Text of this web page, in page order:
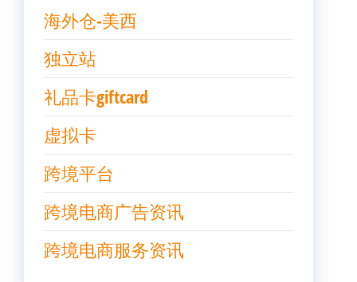
海外仓-美西
独立站
礼品卡giftcard
虚拟卡
跨境平台
跨境电商广告资讯
跨境电商服务资讯